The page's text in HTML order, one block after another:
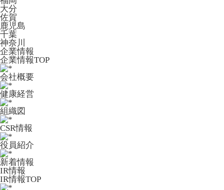
大分
佐賀
鹿児島
千葉
神奈川
企業情報
企業情報TOP
会社概要
健康経営
組織図
CSR情報
役員紹介
新着情報
IR情報
IR情報TOP